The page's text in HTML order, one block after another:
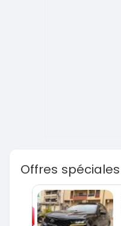
Offres spéciales